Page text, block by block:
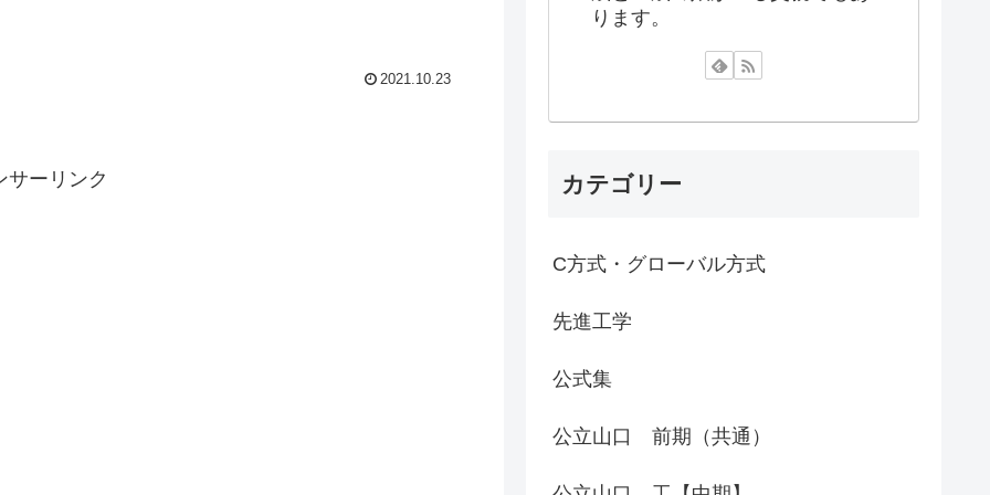
2021.10.23
サーリンク
ります。
カテゴリー
C方式・グローバル方式
先進工学
公式集
公立山口 前期（共通）